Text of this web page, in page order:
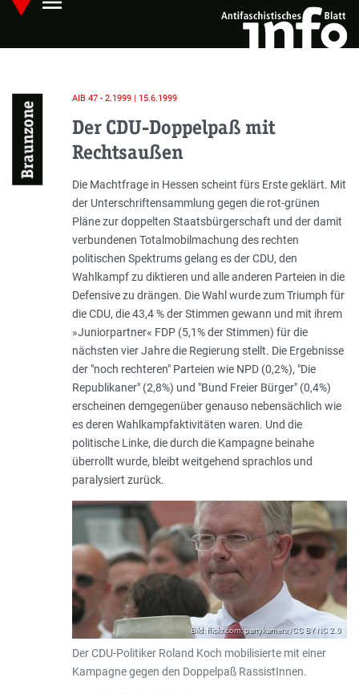
Skip
main
Hauptmenü öffnen
Braunzone
AIB 47 - 2.1999 | 15.6.1999
Der CDU-Doppelpaß mit
Rechtsaußen
Einleitung
Die Machtfrage in Hessen scheint fürs Erste geklärt. Mit
der Unterschriftensammlung gegen die rot-grünen
Pläne zur doppelten Staatsbürgerschaft und der damit
verbundenen Totalmobilmachung des rechten
politischen Spektrums gelang es der CDU, den
Wahlkampf zu diktieren und alle anderen Parteien in die
Defensive zu drängen. Die Wahl wurde zum Triumph für
die CDU, die 43,4 % der Stimmen gewann und mit ihrem
»Juniorpartner« FDP (5,1% der Stimmen) für die
nächsten vier Jahre die Regierung stellt. Die Ergebnisse
der "noch rechteren" Parteien wie NPD (0,2%), "Die
Republikaner" (2,8%) und "Bund Freier Bürger" (0,4%)
erscheinen demgegenüber genauso nebensächlich wie
es deren Wahlkampfaktivitäten waren. Und die
politische Linke, die durch die Kampagne beinahe
überrollt wurde, bleibt weitgehend sprachlos und
paralysiert zurück.
Bild: flickr.com; partykamera;/CC BY NC 2.0
Der CDU-Politiker Roland Koch mobilisierte mit einer
Kampagne gegen den Doppelpaß RassistInnen.